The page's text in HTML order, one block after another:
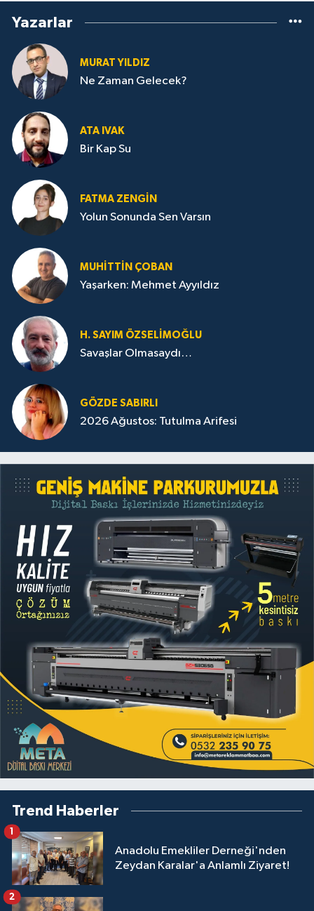
Yazarlar
MURAT YILDIZ
Ne Zaman Gelecek?
ATA IVAK
Bir Kap Su
FATMA ZENGIN
Yolun Sonunda Sen Varsın
MUHITTIN ÇOBAN
Yaşarken: Mehmet Ayyıldız
H. SAYIM ÖZSELİMOĞLU
Savaşlar Olmasaydı…
GÖZDE SABIRLI
2026 Ağustos: Tutulma Arifesi
Trend Haberler
Anadolu Emekliler Derneği'nden
Zeydan Karalar'a Anlamlı Ziyaret!
1
2